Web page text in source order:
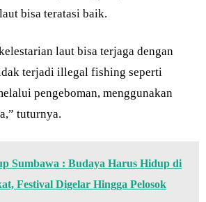
bisa teratasi baik.
laut bisa terjaga dengan
terjadi illegal fishing seperti
pengeboman, menggunakan
tuturnya.
Sumbawa : Budaya Harus Hidup di
Festival Digelar Hingga Pelosok